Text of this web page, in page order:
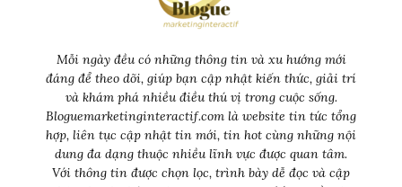
Mỗi ngày đều có những thông tin và xu hướng mới
đáng để theo dõi, giúp bạn cập nhật kiến thức, giải trí
và khám phá nhiều điều thú vị trong cuộc sống.
Bloguemarketinginteractif.com là website tin tức tổng
hợp, liên tục cập nhật tin mới, tin hot cùng những nội
dung đa dạng thuộc nhiều lĩnh vực được quan tâm.
Với thông tin được chọn lọc, trình bày dễ đọc và cập